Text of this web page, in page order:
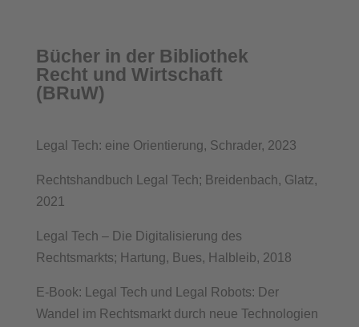
Bücher in der Bibliothek
Recht und Wirtschaft
(BRuW)
Legal Tech: eine Orientierung, Schrader, 2023
Rechtshandbuch Legal Tech; Breidenbach, Glatz,
2021
Legal Tech – Die Digitalisierung des
Rechtsmarkts; Hartung, Bues, Halbleib, 2018
E-Book: Legal Tech und Legal Robots: Der
Wandel im Rechtsmarkt durch neue Technologien